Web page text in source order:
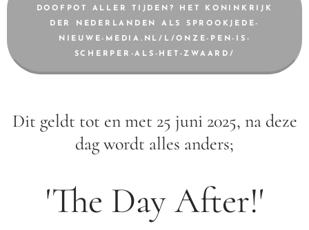
DOOFPOT ALLER TIJDEN? HET KONINKRIJK
DER NEDERLANDEN ALS SPROOKJEDE-
NIEUWE-MEDIA.NL/L/ONZE-PEN-IS-
SCHERPER-ALS-HET-ZWAARD/
Dit geldt tot en met 25 juni 2025, na deze
dag wordt alles anders;
'The Day After!'